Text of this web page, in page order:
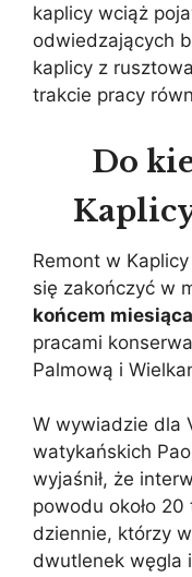
kaplicy wciąż
odwiedzających
kaplicy z
trakcie pracy
Do
Remont w
się zakończyć w
końcem miesiąca
pracami
Palmową i
W wywiadzie dla
watykańskich
wyjaśnił, że
powodu około
dziennie, którzy
dwutlenek węgla